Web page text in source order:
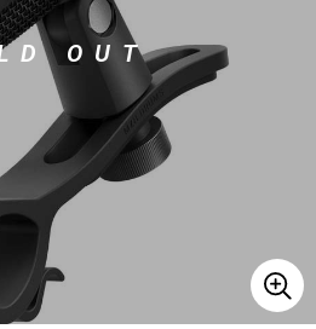
その他楽器
エフェクター
OUT